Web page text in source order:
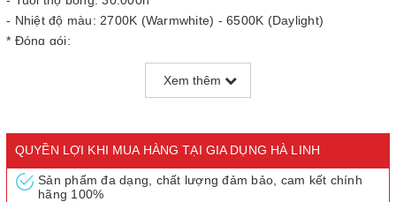
- Nhiệt độ màu: 2700K (Warmwhite) - 6500K (Daylight)
* Đóng gói:
- Kích thước hộp: 76 × 76 × 362mm
Xem thêm
QUYỀN LỢI KHI MUA HÀNG TẠI GIA DỤNG HÀ LINH
Sản phẩm đa dạng, chất lượng đảm bảo, cam kết chính
hãng 100%